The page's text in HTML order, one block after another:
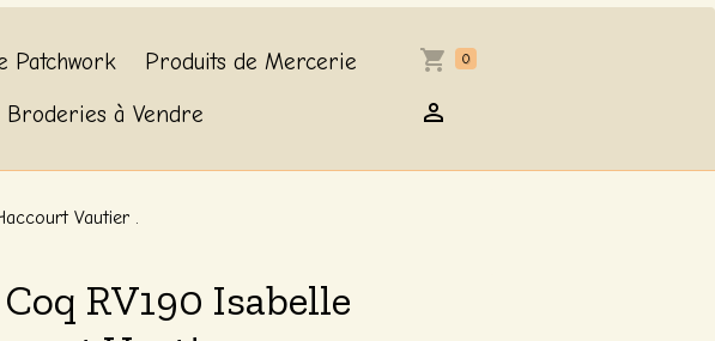
Patchwork
Produits de Mercerie
Broderies à Vendre
0
Vautier .
RV190 Isabelle